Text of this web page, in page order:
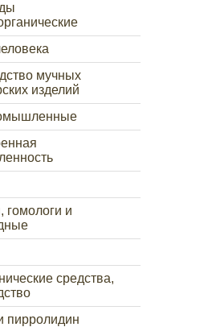
мучных
изделий
гомологи и
средства,
пирролидин